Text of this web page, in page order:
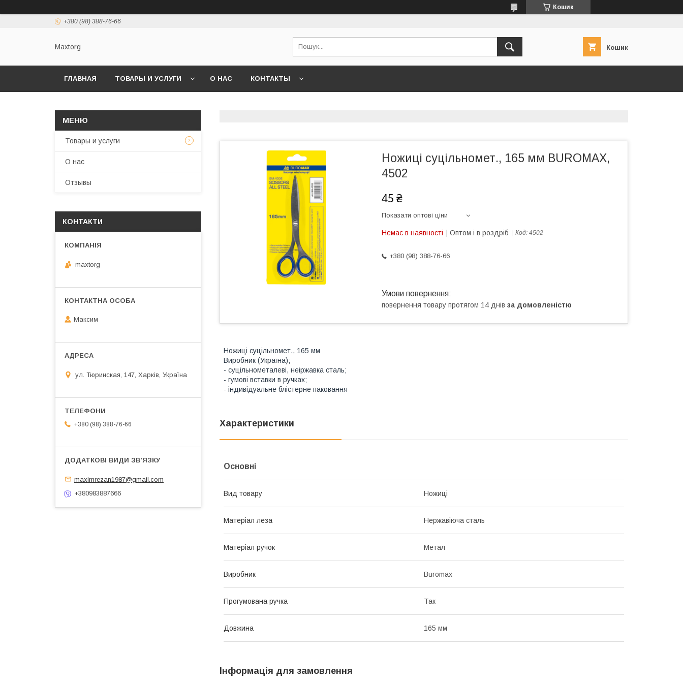
Кошик
+380 (98) 388-76-66
Maxtorg Кошик
ГЛАВНАЯ ТОВАРЫ И УСЛУГИ О НАС КОНТАКТЫ
Ножиці суцільномет., 165 мм BUROMAX,
4502
45 ₴
Показати оптові ціни
Немає в наявності Оптом і в роздріб Код: 4502
+380 (98) 388-76-66
повернення товару протягом 14 днів за домовленістю
Ножиці суцільномет., 165 мм
Виробник (Україна);
- суцільнометалеві, неіржавка сталь;
- гумові вставки в ручках;
- індивідуальне блістерне паковання
Характеристики
Основні
Вид товару Ножиці
Матеріал леза Нержавіюча сталь
Матеріал ручок Метал
Виробник Buromax
Прогумована ручка Так
Довжина 165 мм
Інформація для замовлення
Товары и услуги
О нас
Отзывы
КОНТАКТИ
maxtorg
Максим
ул. Тюринская, 147, Харків, Україна
+380 (98) 388-76-66
maximrezan1987@gmail.com
+380983887666